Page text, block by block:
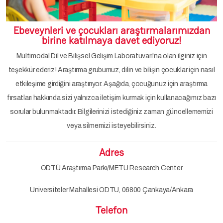
Ebeveynleri ve çocukları araştırmalarımızdan
birine katılmaya davet ediyoruz!
Multimodal Dil ve Bilişsel Gelişim Laboratuvarı'na olan ilginiz için
teşekkür ederiz! Araştırma grubumuz, dilin ve bilişin çocuklar için nasıl
etkileşime girdiğini araştırıyor. Aşağıda, çocuğunuz için araştırma
fırsatları hakkında sizi yalnızca iletişim kurmak için kullanacağımız bazı
sorular bulunmaktadır. Bilgilerinizi istediğiniz zaman güncellememizi
veya silmemizi isteyebilirsiniz.
Adres
ODTÜ Araştırma Parkı/METU Research Center
Universiteler Mahallesi ODTU, 06800 Çankaya/Ankara
Telefon